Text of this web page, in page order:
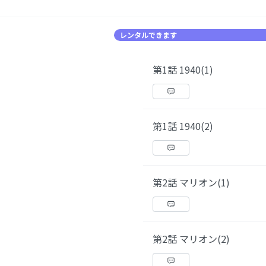
レンタルできます
第1話 1940(1)
第1話 1940(2)
第2話 マリオン(1)
第2話 マリオン(2)